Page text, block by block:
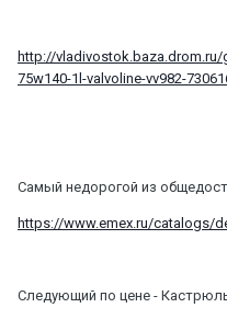
http://
75w140-1l-valvoline-vv982-
Самый недорогой из
https://www.emex.ru/catalogs/
Следующий по цене -